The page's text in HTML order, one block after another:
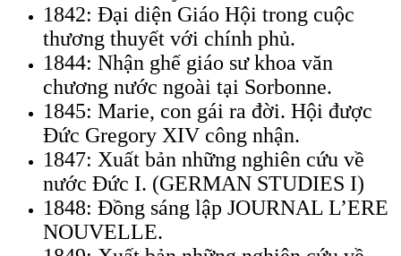
1842: Đại diện Giáo Hội trong cuộc
thương thuyết với chính phủ.
1844: Nhận ghế giáo sư khoa văn
chương nước ngoài tại Sorbonne.
1845: Marie, con gái ra đời. Hội được
Đức Gregory XIV công nhận.
1847: Xuất bản những nghiên cứu về
nước Đức I. (GERMAN STUDIES I)
1848: Đồng sáng lập JOURNAL L’ERE
NOUVELLE.